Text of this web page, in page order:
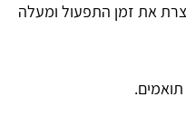
את זמן התפעול ומעלה